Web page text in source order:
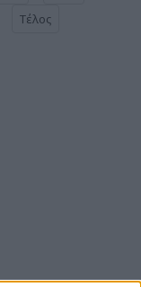
Τέλος